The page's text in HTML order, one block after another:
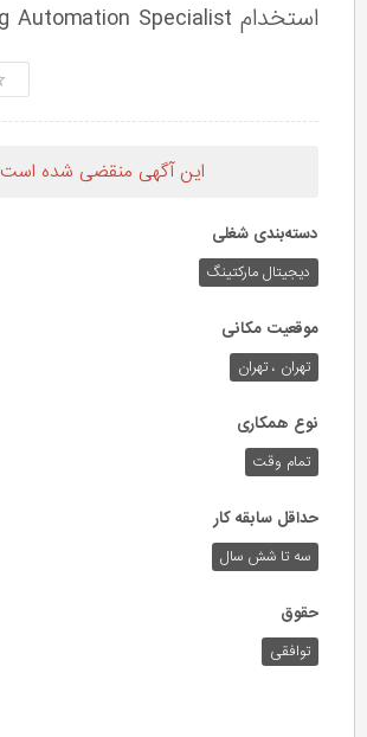
استخدام Marketing Automation Specialist
این آگهی منقضی شده است
دسته‌بندی شغلی
دیجیتال مارکتینگ
موقعیت مکانی
تهران ، تهران
نوع همکاری
تمام وقت
حداقل سابقه کار
سه تا شش سال
حقوق
توافقی